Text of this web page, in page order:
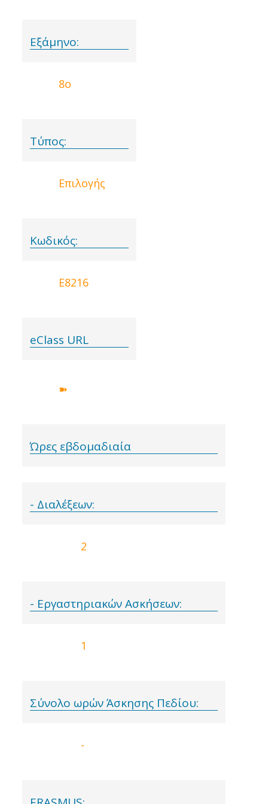
Εξάμηνο:
8ο
Τύπος:
Επιλογής
Κωδικός:
Ε8216
eClass URL
➽
Ώρες εβδομαδιαία
- Διαλέξεων:
2
- Εργαστηριακών Ασκήσεων:
1
Σύνολο ωρών Άσκησης Πεδίου:
-